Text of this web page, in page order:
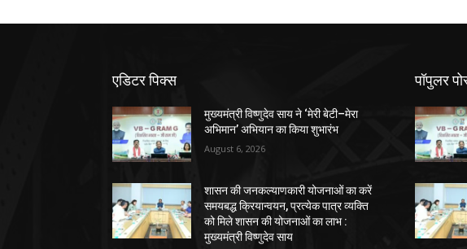
एडिटर पिक्स
मुख्यमंत्री विष्णुदेव साय ने ‘मेरी बेटी–मेरा
अभिमान’ अभियान का किया शुभारंभ
August 6, 2026
शासन की जनकल्याणकारी योजनाओं का करें
समयबद्ध क्रियान्वयन, प्रत्येक पात्र व्यक्ति
को मिले शासन की योजनाओं का लाभ :
मुख्यमंत्री विष्णुदेव साय
पॉपुलर